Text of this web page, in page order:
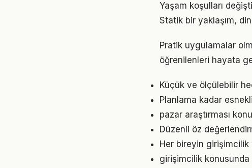
Yaşam koşulları
Statik bir yaklaşım,
Pratik uygulamalar
öğrenilenleri hayata
Küçük ve ölçülebilir
Planlama kadar
pazar araştırması
Düzenli öz
Her bireyin girişimcilik
girişimcilik konusunda